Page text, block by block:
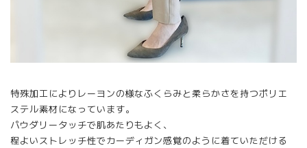
特殊加工によりレーヨンの様なふくらみと柔らかさを持つポリエ
ステル素材になっています。
パウダリータッチで肌あたりもよく、
程よいストレッチ性でカーディガン感覚のように着ていただける